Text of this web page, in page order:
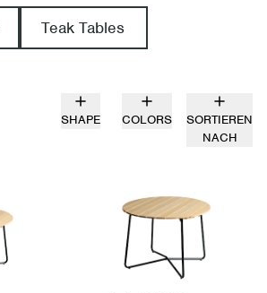
Teak Tables
SHAPE COLORS
SORTIEREN
NACH